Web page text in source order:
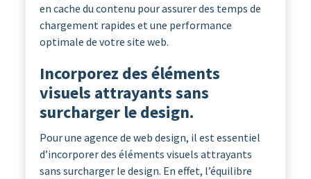
en cache du contenu pour assurer des temps de
chargement rapides et une performance
optimale de votre site web.
Incorporez des éléments
visuels attrayants sans
surcharger le design.
Pour une agence de web design, il est essentiel
d’incorporer des éléments visuels attrayants
sans surcharger le design. En effet, l’équilibre